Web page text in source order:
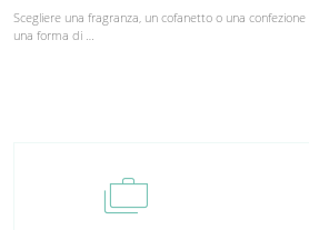
Scegliere una fragranza, un cofanetto o una
una forma di …
cases